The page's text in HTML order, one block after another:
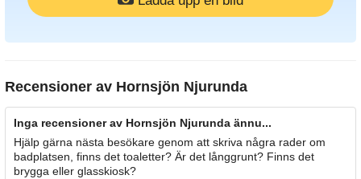
Recensioner av Hornsjön Njurunda
Inga recensioner av Hornsjön Njurunda ännu...
Hjälp gärna nästa besökare genom att skriva några rader om
badplatsen, finns det toaletter? Är det långgrunt? Finns det
brygga eller glasskiosk?